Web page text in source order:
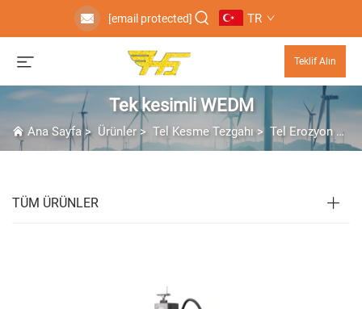
[email protected] TR
Teklif Alın
Tek kesimli WEDM
Ana Sayfa> Ürünler > Tel Kesme Tezgahı> Tel Erozyon Makinesi
TÜM ÜRÜNLER